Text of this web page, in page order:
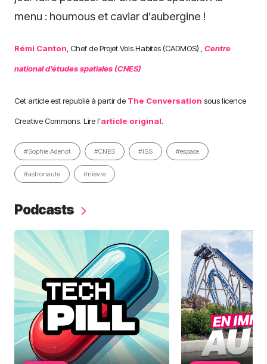
menu : houmous et caviar d’aubergine !
Rémi Canton , Chef de Projet Vols Habités (CADMOS) , Centre
national d’études spatiales (CNES)
Cet article est republié à partir de The Conversation sous licence
Creative Commons. Lire l’article original.
#Sophie Adenot #CNES #ISS #espace
#astronaute #nièvre
Podcasts